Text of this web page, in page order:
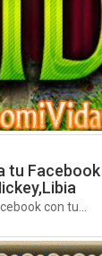
tu
con tu...